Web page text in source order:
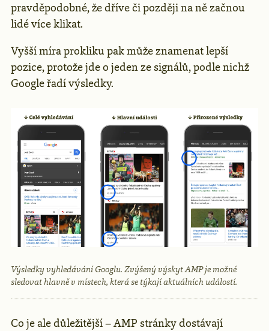
pravděpodobné, že dříve či později na ně začnou
lidé více klikat.
Vyšší míra prokliku pak může znamenat lepší
pozice, protože jde o jeden ze signálů, podle nichž
Google řadí výsledky.
Výsledky vyhledávání Googlu. Zvýšený výskyt AMP je možné
sledovat hlavně v místech, která se týkají aktuálních událostí.
Co je ale důležitější – AMP stránky dostávají